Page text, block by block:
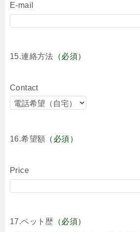
E-mail
15.連絡方法 （必須）
Contact
16.希望額 （必須）
Price
17.ペット歴 （必須）